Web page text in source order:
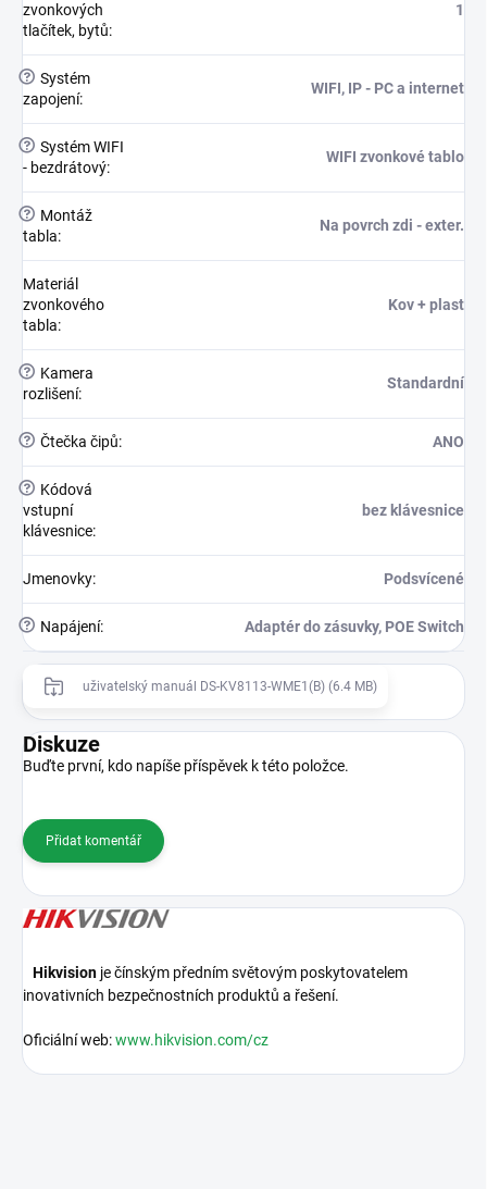
zvonkových
tlačítek, bytů:
1
? Systém
zapojení:
WIFI, IP - PC a internet
? Systém WIFI
- bezdrátový:
WIFI zvonkové tablo
?
Montáž
tabla:
Na povrch zdi - exter.
Materiál
zvonkového
tabla:
Kov + plast
?
Kamera
rozlišení:
Standardní
? Čtečka čipů: ANO
?
Kódová
vstupní
klávesnice:
bez klávesnice
Jmenovky: Podsvícené
? Napájení: Adaptér do zásuvky, POE Switch
uživatelský manuál DS-KV8113-WME1(B) (6.4 MB)
Diskuze
Buďte první, kdo napíše příspěvek k této položce.
Přidat komentář
Hikvision je čínským předním světovým poskytovatelem
inovativních bezpečnostních produktů a řešení.
Oficiální web:www.hikvision.com/cz